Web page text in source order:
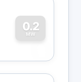
0.2
MW
0